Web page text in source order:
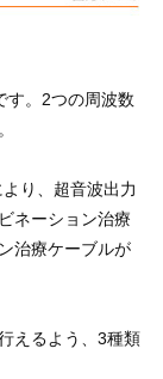
す。2つの周波数
り、超音波出力
ネーション治療
治療ケーブルが
えるよう、3種類